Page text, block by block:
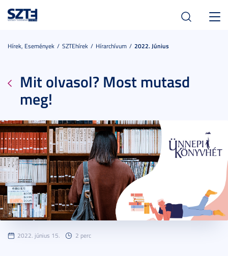
Hírek, Események SZTEhírek Hírarchívum 2022. Június
Mit olvasol? Most mutasd
meg!
2022. június 15. 2 perc